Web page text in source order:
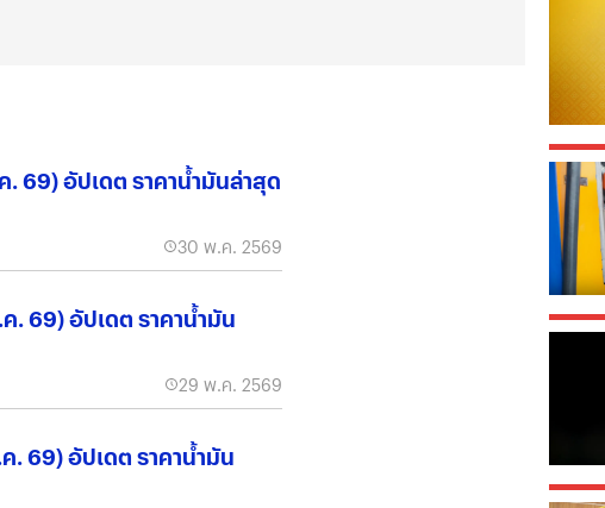
69) อัปเดต ราคาน้ำมันล่าสุด
30 พ.ค. 2569
. 69) อัปเดต ราคาน้ำมัน
29 พ.ค. 2569
. 69) อัปเดต ราคาน้ำมัน